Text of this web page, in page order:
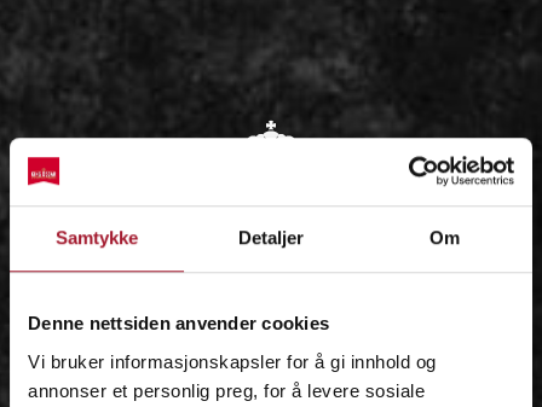
Samtykke Detaljer Om
Denne nettsiden anvender cookies
Vi bruker informasjonskapsler for å gi innhold og
annonser et personlig preg, for å levere sosiale
OM
IDÉEN